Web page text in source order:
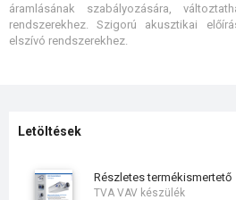
áramlásának szabályozására,
rendszerekhez. Szigorú akusztikai
elszívó rendszerekhez.
Letöltések
részletes termékismertető
TVA VAV készülék